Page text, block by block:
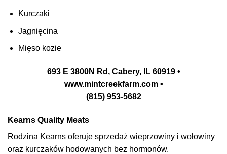
Kurczaki
Jagnięcina
Mięso kozie
693 E 3800N Rd, Cabery, IL 60919 •
www.mintcreekfarm.com •
(815) 953-5682
Kearns Quality Meats
Rodzina Kearns oferuje sprzedaż wieprzowiny i wołowiny
oraz kurczaków hodowanych bez hormonów.